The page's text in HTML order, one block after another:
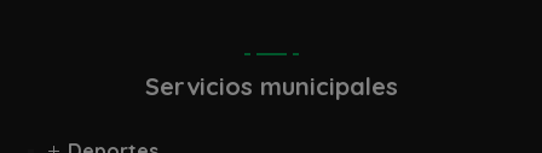
Servicios municipales